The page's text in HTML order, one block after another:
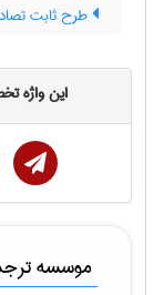
طرح ثابت
این واژه
موسسه